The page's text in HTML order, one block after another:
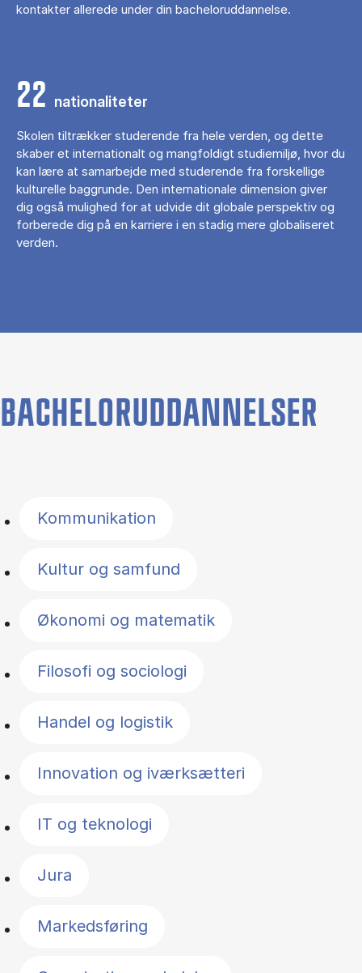
kontakter allerede under din bacheloruddannelse.
22 nationaliteter
Skolen tiltrækker studerende fra hele verden, og dette
skaber et internationalt og mangfoldigt studiemiljø, hvor du
kan lære at samarbejde med studerende fra forskellige
kulturelle baggrunde. Den internationale dimension giver
dig også mulighed for at udvide dit globale perspektiv og
forberede dig på en karriere i en stadig mere globaliseret
verden.
BACHELORUDDANNELSER
Kommunikation
Kultur og samfund
Økonomi og matematik
Filosofi og sociologi
Handel og logistik
Innovation og iværksætteri
IT og teknologi
Jura
Markedsføring